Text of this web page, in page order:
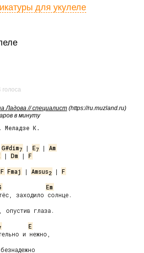
голоса
Ладова // специалист (https://ru.muzland.ru)
в минуту
К.
G#dim7 | E7 | Am
| Dm | F
F Fmaj | Amsus2 | F
Em
опустив глаза.
E
для укулеле